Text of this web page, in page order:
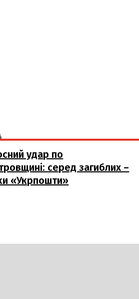
удар по
серед загиблих –
«Укрпошти»